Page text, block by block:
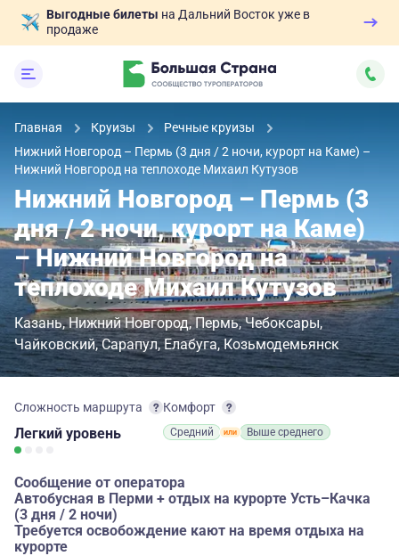
Выгодные билеты на Дальний Восток уже в
продаже
Главная Круизы
Речные круизы
Нижний Новгород – Пермь (3 дня / 2 ночи, курорт на Каме) –
Нижний Новгород на теплоходе Михаил Кутузов
Нижний Новгород – Пермь (3
дня / 2 ночи, курорт на Каме)
– Нижний Новгород на
теплоходе Михаил Кутузов
Казань Нижний Новгород Пермь Чебоксары
Чайковский Сарапул Елабуга Козьмодемьянск
Сложность маршрута
Легкий уровень
Комфорт
Средний Выше среднего
Сообщение от оператора
Автобусная в Перми + отдых на курорте Усть–Качка
(3 дня / 2 ночи)
Требуется освобождение кают на время отдыха на
курорте